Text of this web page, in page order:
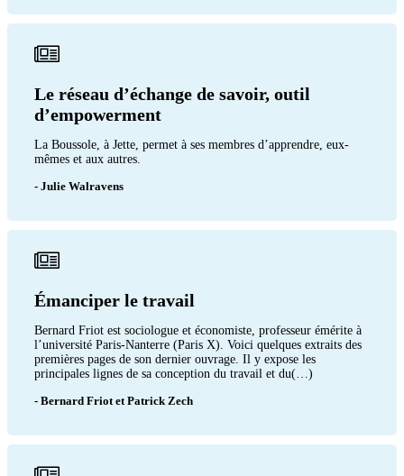
Le réseau d’échange de savoir, outil
d’empowerment
La Boussole, à Jette, permet à ses membres d’apprendre, eux-
mêmes et aux autres.
- Julie Walravens
Émanciper le travail
Bernard Friot est sociologue et économiste, professeur émérite à
l’université Paris-Nanterre (Paris X). Voici quelques extraits des
premières pages de son dernier ouvrage. Il y expose les
principales lignes de sa conception du travail et du(…)
- Bernard Friot et Patrick Zech